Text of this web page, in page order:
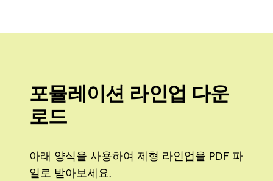
포뮬레이션 라인업 다운
로드
아래 양식을 사용하여 제형 라인업을 PDF 파
일로 받아보세요.